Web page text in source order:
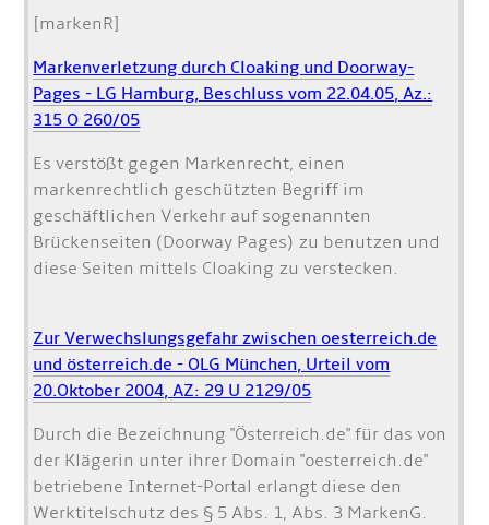
[markenR]
Markenverletzung durch Cloaking und Doorway-
Pages - LG Hamburg, Beschluss vom 22.04.05, Az.:
315 O 260/05
Es verstößt gegen Markenrecht, einen
markenrechtlich geschützten Begriff im
geschäftlichen Verkehr auf sogenannten
Brückenseiten (Doorway Pages) zu benutzen und
diese Seiten mittels Cloaking zu verstecken.
Zur Verwechslungsgefahr zwischen oesterreich.de
und österreich.de - OLG München, Urteil vom
20.Oktober 2004, AZ: 29 U 2129/05
Durch die Bezeichnung "Österreich.de" für das von
der Klägerin unter ihrer Domain "oesterreich.de"
betriebene Internet-Portal erlangt diese den
Werktitelschutz des § 5 Abs. 1, Abs. 3 MarkenG.